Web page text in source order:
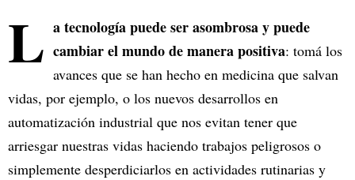
L a tecnología puede ser asombrosa y puede
cambiar el mundo de manera positiva: tomá los
avances que se han hecho en medicina que salvan
vidas, por ejemplo, o los nuevos desarrollos en
automatización industrial que nos evitan tener que
arriesgar nuestras vidas haciendo trabajos peligrosos o
simplemente desperdiciarlos en actividades rutinarias y